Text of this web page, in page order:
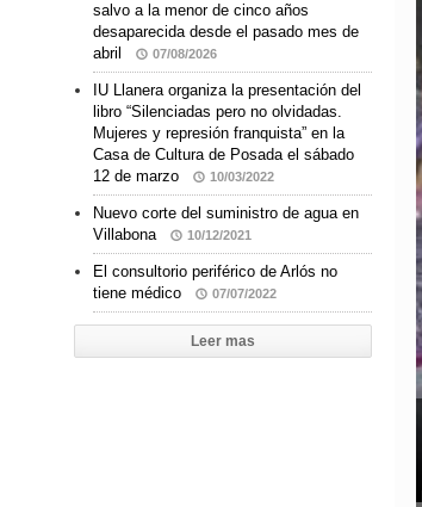
salvo a la menor de cinco años
desaparecida desde el pasado mes de
abril
07/08/2026
IU Llanera organiza la presentación del
libro “Silenciadas pero no olvidadas.
Mujeres y represión franquista” en la
Casa de Cultura de Posada el sábado
12 de marzo
10/03/2022
Nuevo corte del suministro de agua en
Villabona
10/12/2021
El consultorio periférico de Arlós no
tiene médico
07/07/2022
Leer mas